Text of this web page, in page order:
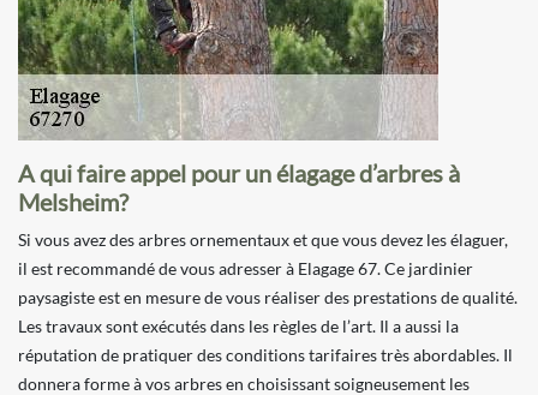
A qui faire appel pour un élagage d’arbres à
Melsheim?
Si vous avez des arbres ornementaux et que vous devez les élaguer,
il est recommandé de vous adresser à Elagage 67. Ce jardinier
paysagiste est en mesure de vous réaliser des prestations de qualité.
Les travaux sont exécutés dans les règles de l’art. Il a aussi la
réputation de pratiquer des conditions tarifaires très abordables. Il
donnera forme à vos arbres en choisissant soigneusement les